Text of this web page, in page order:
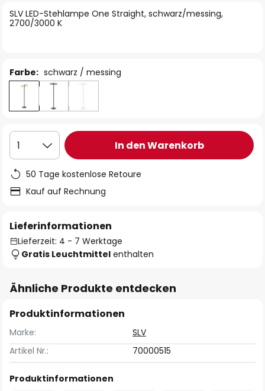
SLV LED-Stehlampe One Straight, schwarz/messing,
2700/3000 K
Farbe: schwarz / messing
1 In den Warenkorb
50 Tage kostenlose Retoure
Kauf auf Rechnung
Lieferinformationen
Lieferzeit: 4 - 7 Werktage
Gratis Leuchtmittel enthalten
Ähnliche Produkte entdecken
Produktinformationen
Marke:
SLV
Artikel Nr.:
70000515
Produktinformationen